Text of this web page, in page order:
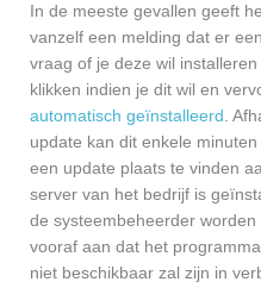
In de meeste gevallen geeft
vanzelf een melding dat er
vraag of je deze wil
klikken indien je dit wil en
automatisch geïnstalleerd.
update kan dit enkele
een update plaats te vinden
server van het bedrijf is
de systeembeheerder
vooraf aan dat het
niet beschikbaar zal zijn in